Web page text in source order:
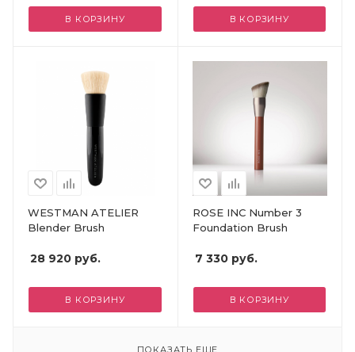
В КОРЗИНУ В КОРЗИНУ
WESTMAN ATELIER
Blender Brush
28 920 руб.
В КОРЗИНУ
ROSE INC Number 3
Foundation Brush
7 330руб.
В КОРЗИНУ
ПОКАЗАТЬ ЕЩЕ